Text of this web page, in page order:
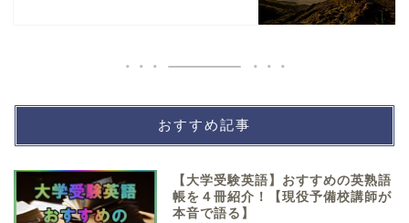
おすすめ記事
【大学受験英語】おすすめの英熟語
帳を４冊紹介！【現役予備校講師が
本音で語る】